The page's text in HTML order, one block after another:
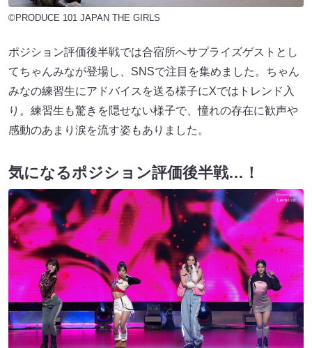
©PRODUCE 101 JAPAN THE GIRLS
ポジション評価後半戦では合宿所へサプライズゲストとし
てちゃんみなが登場し、SNSで注目を集めました。ちゃん
みなの練習生にアドバイスを送る様子にXではトレンド入
り。練習生も驚きを隠せない様子で、憧れの存在に歓声や
感動のあまり涙を流す姿もありました。
気になるポジション評価後半戦…！